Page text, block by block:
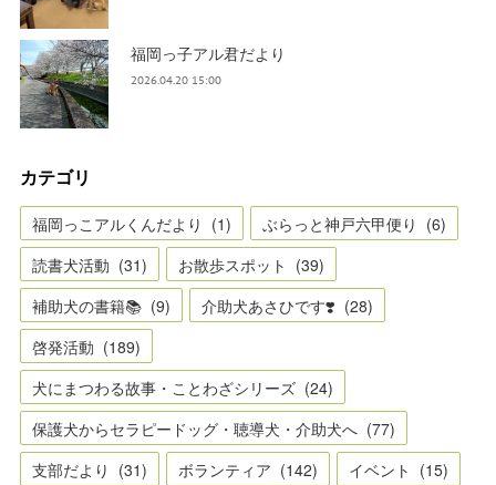
福岡っ子アル君だより
2026.04.20 15:00
カテゴリ
福岡っこアルくんだより (1) ぶらっと神戸六甲便り (6)
読書犬活動 (31) お散歩スポット (39)
補助犬の書籍📚 (9) 介助犬あさひです❣️ (28)
啓発活動 (189)
犬にまつわる故事・ことわざシリーズ (24)
保護犬からセラピードッグ・聴導犬・介助犬へ (77)
支部だより (31) ボランティア (142) イベント (15)